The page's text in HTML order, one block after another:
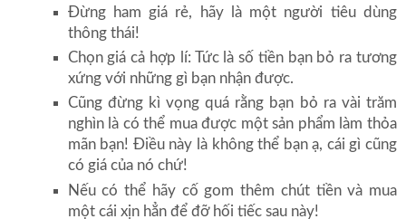
Đừng ham giá rẻ, hãy là một người tiêu dùng
thông thái!
Chọn giá cả hợp lí: Tức là số tiền bạn bỏ ra tương
xứng với những gì bạn nhận được.
Cũng đừng kì vọng quá rằng bạn bỏ ra vài trăm
nghìn là có thể mua được một sản phẩm làm thỏa
mãn bạn! Điều này là không thể bạn ạ, cái gì cũng
có giá của nó chứ!
Nếu có thể hãy cố gom thêm chút tiền và mua
một cái xịn hẳn để đỡ hối tiếc sau này!